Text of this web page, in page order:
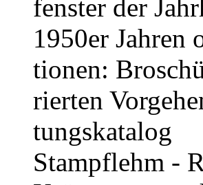
fenster der
1950er Jahren
tionen:
rierten
tungs­ka­talog
Stampflehm -